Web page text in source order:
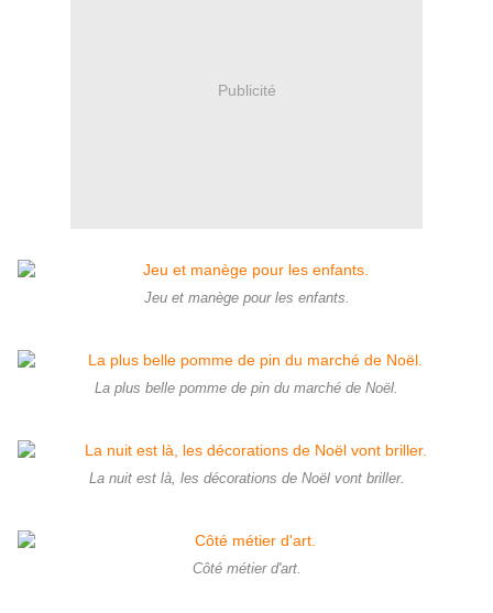
Publicité
Jeu et manège pour les enfants.
La plus belle pomme de pin du marché de Noël.
La nuit est là, les décorations de Noël vont briller.
Côté métier d'art.